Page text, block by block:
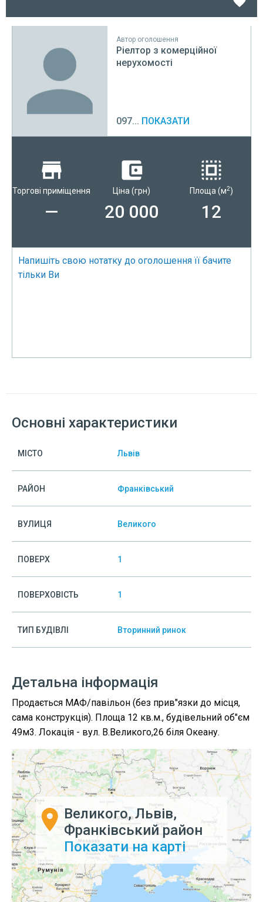
Автор оголошення
Ріелтор з комерційної
нерухомості
097... ПОКАЗАТИ
Торгові приміщення
—
Ціна (грн)
20 000
Площа (м2)
12
Напишіть свою нотатку до оголошення її бачите
тільки Ви
Основні характеристики
МІСТО Львів
РАЙОН Франківський
ВУЛИЦЯ Великого
ПОВЕРХ 1
ПОВЕРХОВІСТЬ 1
ТИП БУДІВЛІ Вторинний ринок
Детальна інформація
Продається МАФ/павільон (без прив"язки до місця,
сама конструкція). Площа 12 кв.м., будівельний об"єм
49м3. Локація - вул. В.Великого,26 біля Океану.
Великого, Львів,
Франківський район
Показати на карті